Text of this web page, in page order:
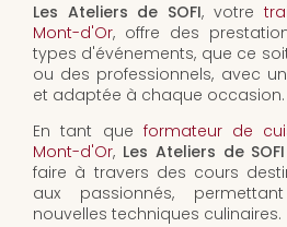
Les Ateliers de SOFI, votre
Mont-d'Or, offre des
types d'événements, que ce
ou des professionnels, avec
et adaptée à chaque occasion.
En tant que formateur de
Mont-d'Or, Les Ateliers de SOFI
faire à travers des cours
aux passionnés,
nouvelles techniques culinaires.